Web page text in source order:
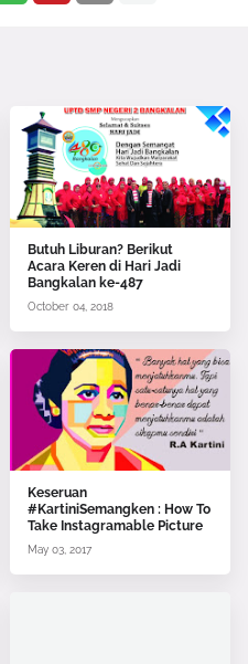
Butuh Liburan? Berikut
Acara Keren di Hari Jadi
Bangkalan ke-487
October 04, 2018
Keseruan
#KartiniSemangken : How To
Take Instagramable Picture
May 03, 2017